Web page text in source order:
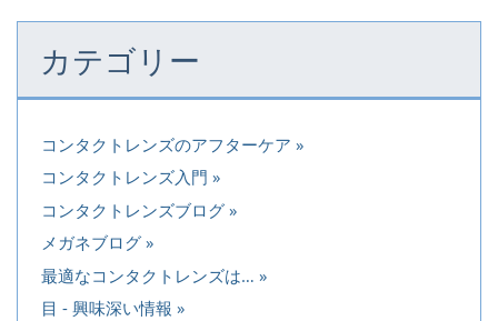
カテゴリー
コンタクトレンズのアフターケア
コンタクトレンズ入門
コンタクトレンズブログ
メガネブログ
最適なコンタクトレンズは…
目 - 興味深い情報